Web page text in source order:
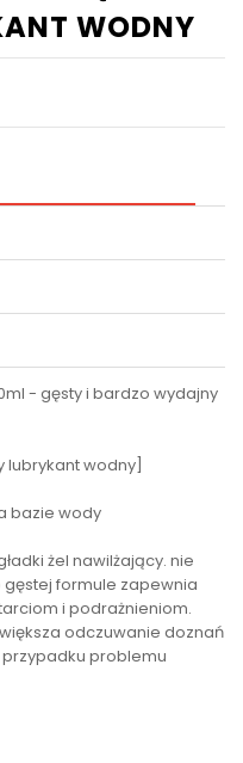
WODNY
- gęsty i bardzo wydajny
lubrykant wodny]
bazie wody
żel nawilżający. nie
formule zapewnia
i podrażnieniom.
odczuwanie doznań
problemu